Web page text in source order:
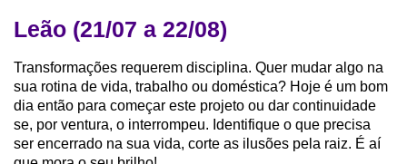
Leão (21/07 a 22/08)
Transformações requerem disciplina. Quer mudar algo na
sua rotina de vida, trabalho ou doméstica? Hoje é um bom
dia então para começar este projeto ou dar continuidade
se, por ventura, o interrompeu. Identifique o que precisa
ser encerrado na sua vida, corte as ilusões pela raiz. É aí